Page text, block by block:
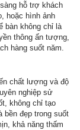
hỗ trợ khách
hoặc hình ảnh
bàn không chỉ là
thông ấn tượng,
hàng suốt năm.
chất lượng và độ
nghiệp sử
không chỉ tạo
bền đẹp trong suốt
khả năng thấm